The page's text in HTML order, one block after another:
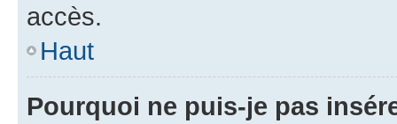
accès.
Haut
Pourquoi ne puis-je pas